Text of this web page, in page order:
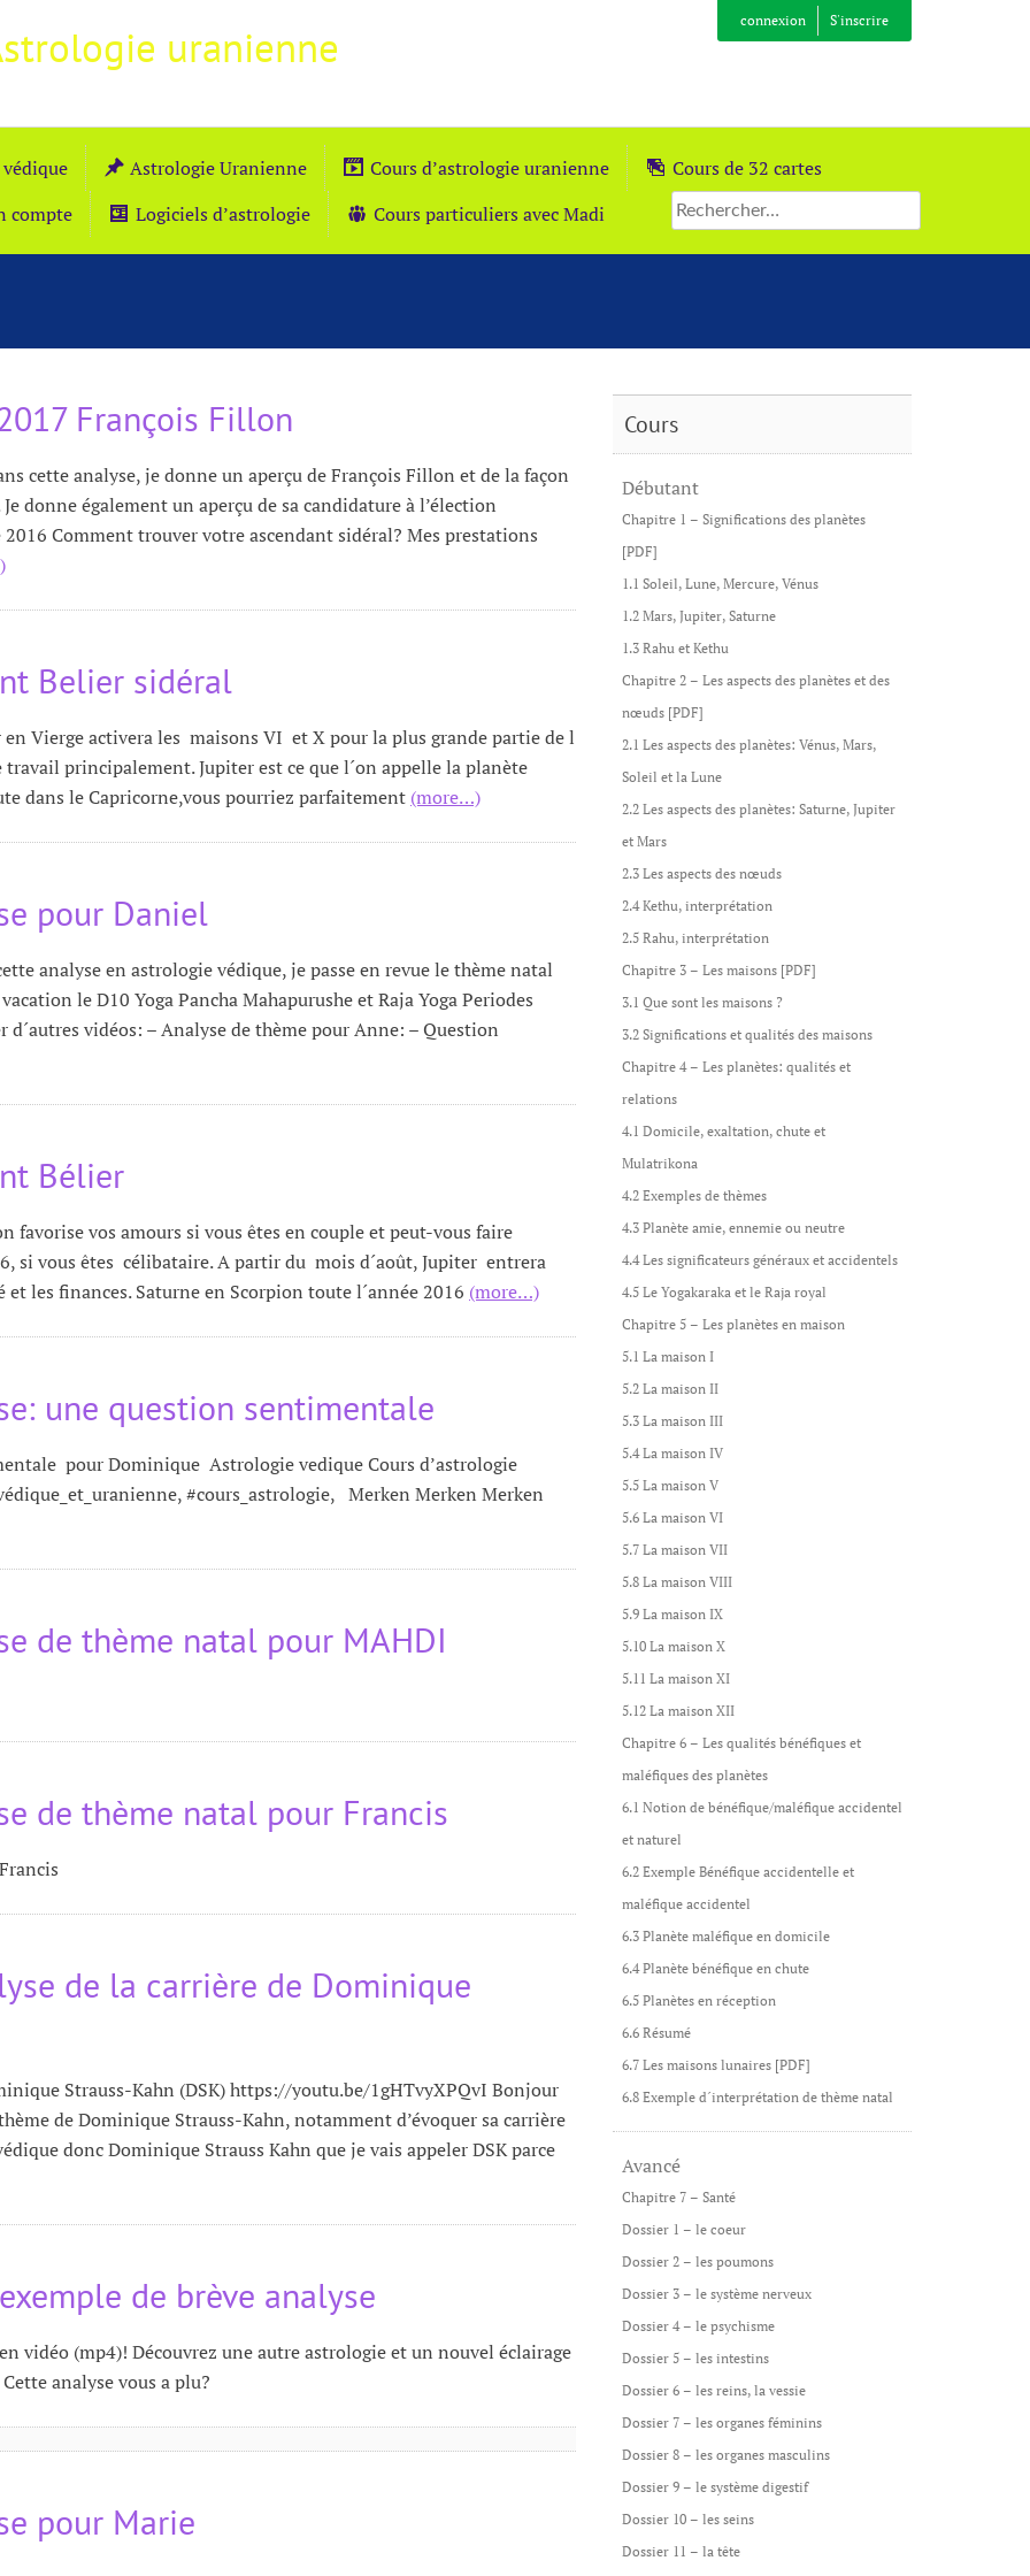
uranienne
connexion S'inscrire
Astrologie Uranienne Cours d’astrologie uranienne
Cours de 32 cartes
compte
Logiciels d’astrologie Cours particuliers avec Madi
François Fillon
cette analyse, je donne un aperçu de François Fillon et de la façon
donne également un aperçu de sa candidature à l’élection
Comment trouver votre ascendant sidéral? Mes prestations
Belier sidéral
Vierge activera les maisons VI et X pour la plus grande partie de l
principalement. Jupiter est ce que l´on appelle la planète
dans le Capricorne,vous pourriez parfaitement (more…)
pour Daniel
analyse en astrologie védique, je passe en revue le thème natal
le D10 Yoga Pancha Mahapurushe et Raja Yoga Periodes
vidéos: – Analyse de thème pour Anne: – Question
Bélier
vos amours si vous êtes en couple et peut-vous faire
si vous êtes célibataire. A partir du mois d´août, Jupiter entrera
les finances. Saturne en Scorpion toute l´année 2016 (more…)
une question sentimentale
pour Dominique Astrologie vedique Cours d’astrologie
#cours_astrologie, Merken Merken Merken
de thème natal pour MAHDI
de thème natal pour Francis
de la carrière de Dominique
Strauss-Kahn (DSK) https://youtu.be/1gHTvyXPQvI Bonjour
de Dominique Strauss-Kahn, notamment d’évoquer sa carrière
donc Dominique Strauss Kahn que je vais appeler DSK parce
de brève analyse
vidéo (mp4)! Découvrez une autre astrologie et un nouvel éclairage
analyse vous a plu?
pour Marie
Cours
Débutant
Chapitre 1 – Significations des planètes
[PDF]
1.1 Soleil, Lune, Mercure, Vénus
1.2 Mars, Jupiter, Saturne
1.3 Rahu et Kethu
Chapitre 2 – Les aspects des planètes et des
nœuds [PDF]
2.1 Les aspects des planètes: Vénus, Mars,
Soleil et la Lune
2.2 Les aspects des planètes: Saturne, Jupiter
et Mars
2.3 Les aspects des nœuds
2.4 Kethu, interprétation
2.5 Rahu, interprétation
Chapitre 3 – Les maisons [PDF]
3.1 Que sont les maisons ?
3.2 Significations et qualités des maisons
Chapitre 4 – Les planètes: qualités et
relations
4.1 Domicile, exaltation, chute et
Mulatrikona
4.2 Exemples de thèmes
4.3 Planète amie, ennemie ou neutre
4.4 Les significateurs généraux et accidentels
4.5 Le Yogakaraka et le Raja royal
Chapitre 5 – Les planètes en maison
5.1 La maison I
5.2 La maison II
5.3 La maison III
5.4 La maison IV
5.5 La maison V
5.6 La maison VI
5.7 La maison VII
5.8 La maison VIII
5.9 La maison IX
5.10 La maison X
5.11 La maison XI
5.12 La maison XII
Chapitre 6 – Les qualités bénéfiques et
maléfiques des planètes
6.1 Notion de bénéfique/maléfique accidentel
et naturel
6.2 Exemple Bénéfique accidentelle et
maléfique accidentel
6.3 Planète maléfique en domicile
6.4 Planète bénéfique en chute
6.5 Planètes en réception
6.6 Résumé
6.7 Les maisons lunaires [PDF]
6.8 Exemple d´interprétation de thème natal
Avancé
Chapitre 7 – Santé
Dossier 1 – le coeur
Dossier 2 – les poumons
Dossier 3 – le système nerveux
Dossier 4 – le psychisme
Dossier 5 – les intestins
Dossier 6 – les reins, la vessie
Dossier 7 – les organes féminins
Dossier 8 – les organes masculins
Dossier 9 – le système digestif
Dossier 10 – les seins
Dossier 11 – la tête